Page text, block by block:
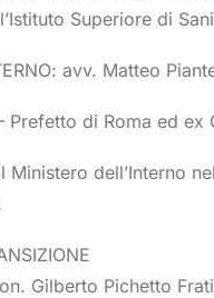
Superiore di
avv. Matteo
Prefetto di Roma ed ex
Ministero dell’Interno
Gilberto Pichetto